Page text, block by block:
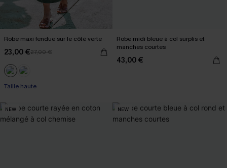
Robe maxi fendue sur le côté verte
23,00 €27,00 €
Taille haute
Robe midi bleue à col surplis et
manches courtes
43,00 €
NEW NEW